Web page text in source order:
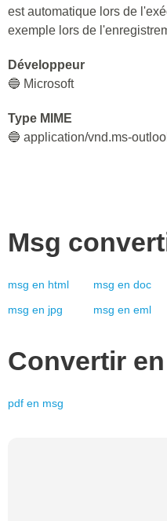
est automatique lors de
exemple lors de
Développeur
🔵 Microsoft
Type MIME
🔵 application/vnd.ms-
Msg
msg en html msg en doc
msg en jpg msg en eml
Convertir en
pdf en msg